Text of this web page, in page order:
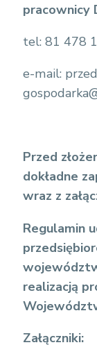
pracownicy
tel: 81 478
e-mail:
Przed
dokładne
wraz z
Regulamin
realizacją
Załączniki: